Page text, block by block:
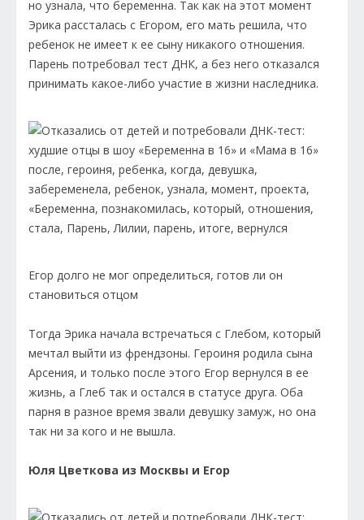
но узнала, что беременна. Так как на этот момент
Эрика рассталась с Егором, его мать решила, что
ребенок не имеет к ее сыну никакого отношения.
Парень потребовал тест ДНК, а без него отказался
принимать какое-либо участие в жизни наследника.
Егор долго не мог определиться, готов ли он
становиться отцом
Тогда Эрика начала встречаться с Глебом, который
мечтал выйти из френдзоны. Героиня родила сына
Арсения, и только после этого Егор вернулся в ее
жизнь, а Глеб так и остался в статусе друга. Оба
парня в разное время звали девушку замуж, но она
так ни за кого и не вышла.
Юля Цветкова из Москвы и Егор